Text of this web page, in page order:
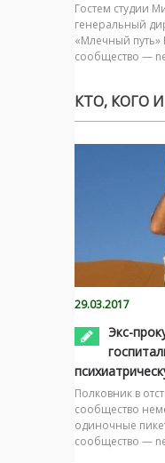
Гостем студии
генеральный
«Млечный
сообщество —
КТО, КОГО И
29.03.2017
Экс-
Полковник в
сообщество
одиночные
сообщество —